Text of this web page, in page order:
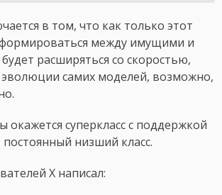
в том, что как только этот
между имущими и
расширяться со скоростью,
самих моделей, возможно,
окажется суперкласс с поддержкой
низший класс.
X написал: